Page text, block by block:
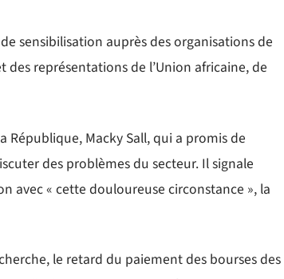
sensibilisation auprès des organisations de
des représentations de l’Union africaine, de
République, Macky Sall, qui a promis de
des problèmes du secteur. Il signale
avec « cette douloureuse circonstance », la
le retard du paiement des bourses des